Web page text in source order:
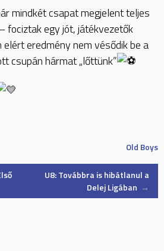
mindkét csapat megjelent teljes
fociztak egy jót, játékvezetők
elért eredmény nem vésődik be a
csupán hármat „lőttünk”
Old Boys
U8: Továbbra is hibátlanul a
Delej Ligában →